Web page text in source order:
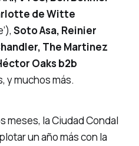
de Witte
), Soto Asa, Reinier
The Martinez
Oaks b2b
y muchos más.
meses, la Ciudad Condal
un año más con la